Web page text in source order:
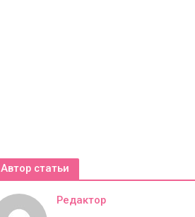
Автор статьи
Редактор